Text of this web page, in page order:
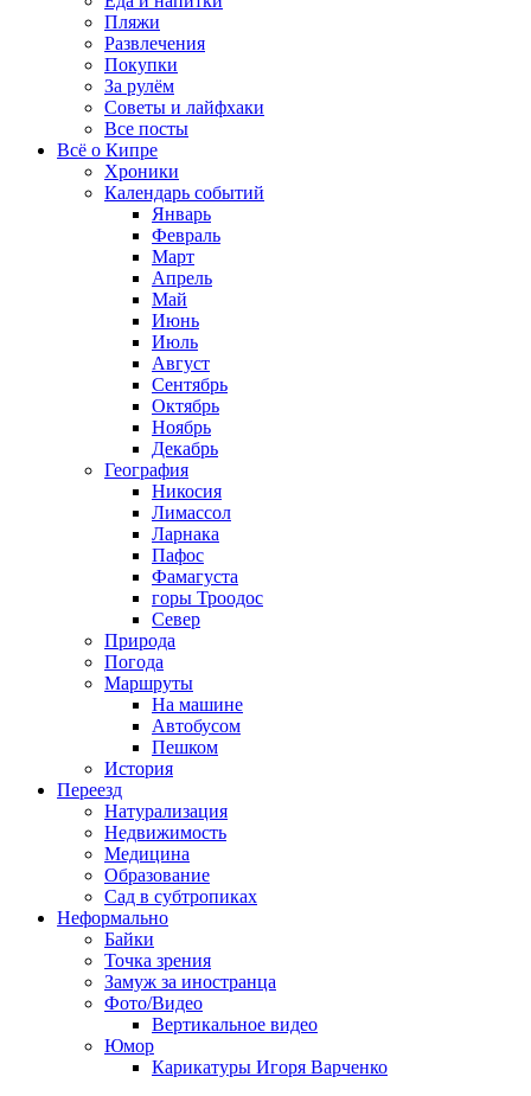
Пляжи
Развлечения
Покупки
За рулём
Советы и лайфхаки
Все посты
Всё о Кипре
Хроники
Календарь событий
Январь
Февраль
Март
Апрель
Май
Июнь
Июль
Август
Сентябрь
Октябрь
Ноябрь
Декабрь
География
Никосия
Лимассол
Ларнака
Пафос
Фамагуста
горы Троодос
Север
Природа
Погода
Маршруты
На машине
Автобусом
Пешком
История
Переезд
Натурализация
Недвижимость
Медицина
Образование
Сад в субтропиках
Неформально
Байки
Точка зрения
Замуж за иностранца
Фото/Видео
Вертикальное видео
Юмор
Карикатуры Игоря Варченко